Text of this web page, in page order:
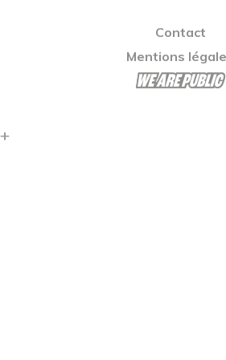
Contact
Mentions
+